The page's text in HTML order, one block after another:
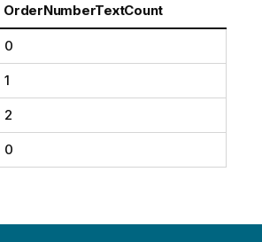
OrderNumberTextCount
0
1
2
0